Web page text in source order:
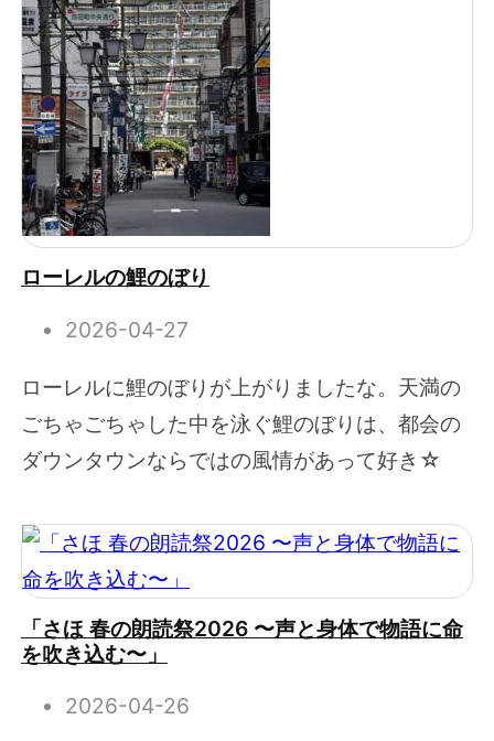
ローレルの鯉のぼり
2026-04-27
ローレルに鯉のぼりが上がりましたな。天満の
ごちゃごちゃした中を泳ぐ鯉のぼりは、都会の
ダウンタウンならではの風情があって好き☆
「さほ 春の朗読祭2026 〜声と身体で物語に命
を吹き込む〜」
2026-04-26